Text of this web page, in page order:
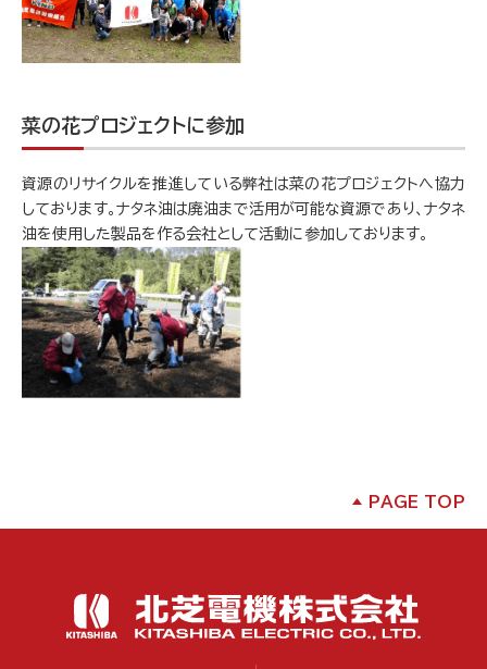
菜の花プロジェクトに参加
資源のリサイクルを推進している弊社は菜の花プロジェクトへ協力
しております。ナタネ油は廃油まで活用が可能な資源であり、ナタネ
油を使用した製品を作る会社として活動に参加しております。
PAGE TOP